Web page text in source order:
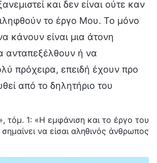
και δεν είναι ούτε καν
το έργο Μου. Το μόνο
κάνουν είναι μια άτονη
ανταπεξέλθουν ή να
πρόχειρα, επειδή έχουν προ
από το δηλητήριο του
τόμ. 1: «Η εμφάνιση και το έργο του
να είσαι αληθινός άνθρωπος